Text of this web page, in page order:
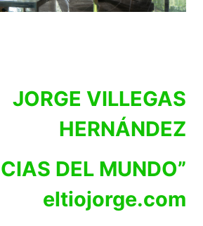
JORGE VILLEGAS
HERNÁNDEZ
DEL MUNDO”
eltiojorge.com